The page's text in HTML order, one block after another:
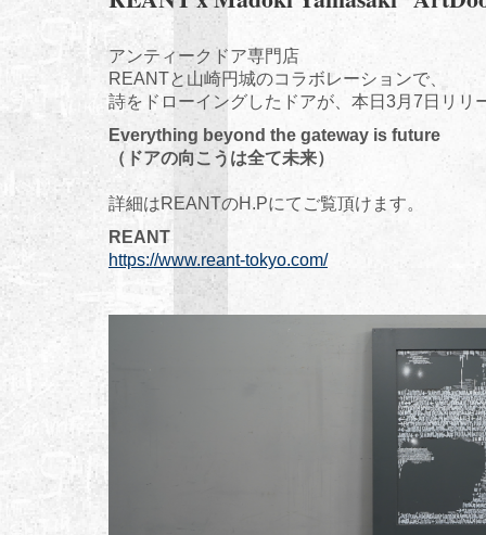
アンティークドア専門店
REANTと山崎円城のコラボレーションで、
詩をドローイングしたドアが、本日3月7日リリ
Everything beyond the gateway is future
（ドアの向こうは全て未来）
詳細はREANTのH.Pにてご覧頂けます。
REANT
https://www.reant-tokyo.com/